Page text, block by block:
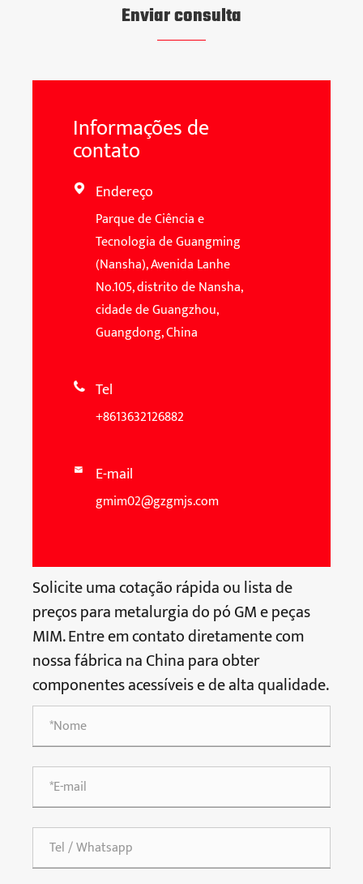
Enviar consulta
Informações de
contato
 Endereço
Parque de Ciência e
Tecnologia de Guangming
(Nansha), Avenida Lanhe
No.105, distrito de Nansha,
cidade de Guangzhou,
Guangdong, China
 Tel
+8613632126882
 E-mail
gmim02@gzgmjs.com
Solicite uma cotação rápida ou lista de
preços para metalurgia do pó GM e peças
MIM. Entre em contato diretamente com
nossa fábrica na China para obter
componentes acessíveis e de alta qualidade.